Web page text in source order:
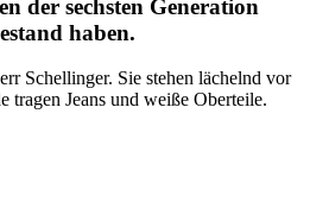
der sechsten Generation
haben.